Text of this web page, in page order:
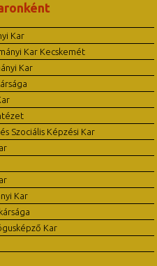
Kar
Kar Kecskemét
Kar
Szociális Képzési Kar
Kar
Kar